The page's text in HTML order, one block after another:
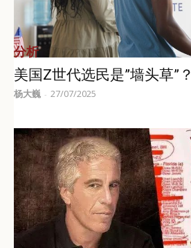
分析
美国Z世代选民是”墙头草”？
杨大巍 - 27/07/2025